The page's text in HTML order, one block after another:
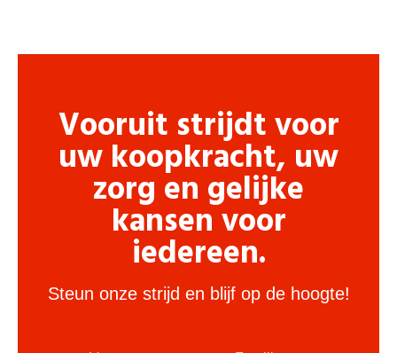
Vooruit strijdt voor
uw koopkracht, uw
zorg en gelijke
kansen voor
iedereen.
Steun onze strijd en blijf op de hoogte!